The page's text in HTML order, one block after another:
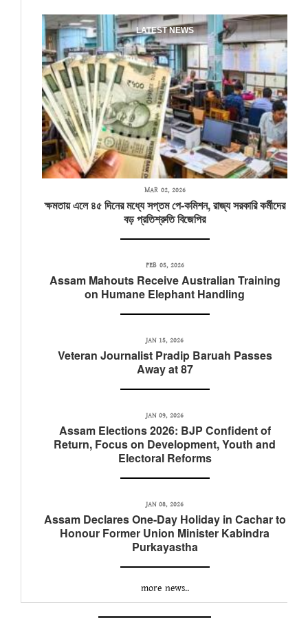
LATEST NEWS
MAR 02, 2026
ক্ষমতায় এলে ৪৫ দিনের মধ্যে সপ্তম পে-কমিশন, রাজ্য সরকারি কর্মীদের
বড় প্রতিশ্রুতি বিজেপির
FEB 05, 2026
Assam Mahouts Receive Australian Training
on Humane Elephant Handling
JAN 15, 2026
Veteran Journalist Pradip Baruah Passes
Away at 87
JAN 09, 2026
Assam Elections 2026: BJP Confident of
Return, Focus on Development, Youth and
Electoral Reforms
JAN 08, 2026
Assam Declares One-Day Holiday in Cachar to
Honour Former Union Minister Kabindra
Purkayastha
more news..